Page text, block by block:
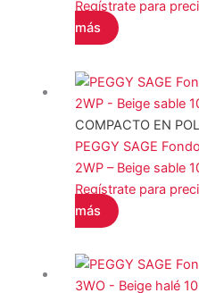
Filtro
Regístrate para
más
COMPACTO EN
PEGGY SAGE
2WP – Beige sable
Regístrate para
más